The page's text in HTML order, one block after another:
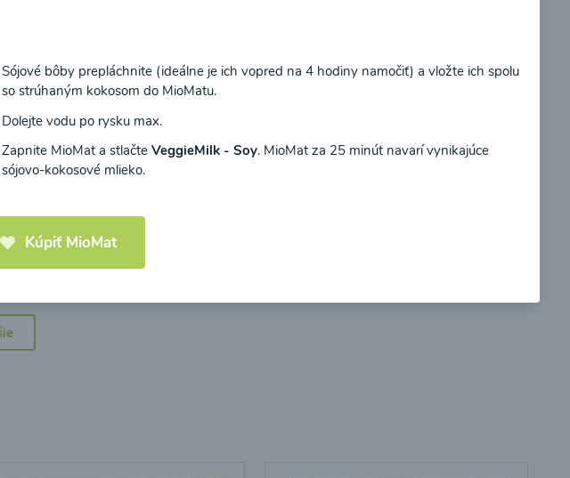
Brokolicová polievka so
00:25
Sójové bôby prepláchnite (ideálne je ich vopred na 4 hodiny namočiť) a vložte ich spolu
so strúhaným kokosom do MioMatu.
Dolejte vodu po rysku max.
Zapnite MioMat a stlačte VeggieMilk - Soy. MioMat za 25 minút navarí vynikajúce
sójovo-kokosové mlieko.
Kúpiť MioMat